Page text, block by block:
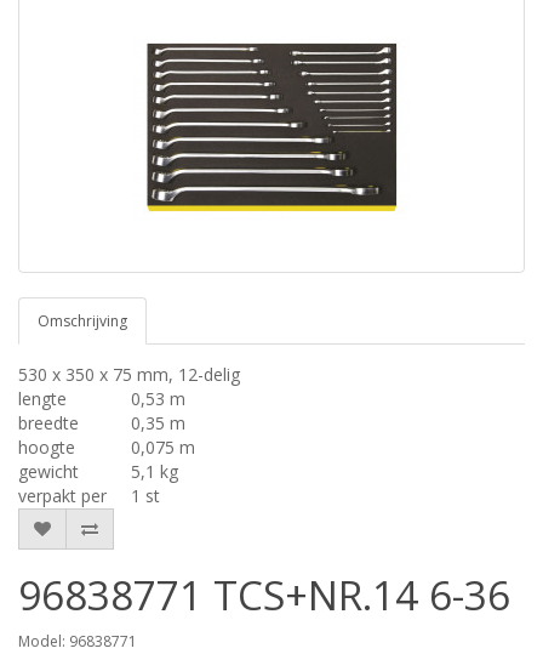
Omschrijving
530 x 350 x 75 mm, 12-delig
lengte
0,53 m
breedte
0,35 m
hoogte
0,075 m
gewicht
5,1 kg
verpakt per
1 st
96838771 TCS+NR.14 6-36
Model: 96838771